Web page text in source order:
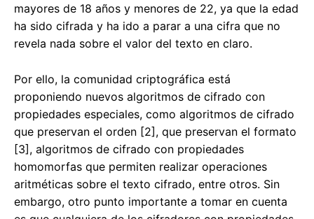
mayores de 18 años y menores de 22, ya que la edad
ha sido cifrada y ha ido a parar a una cifra que no
revela nada sobre el valor del texto en claro.
Por ello, la comunidad criptográfica está
proponiendo nuevos algoritmos de cifrado con
propiedades especiales, como algoritmos de cifrado
que preservan el orden [2], que preservan el formato
[3], algoritmos de cifrado con propiedades
homomorfas que permiten realizar operaciones
aritméticas sobre el texto cifrado, entre otros. Sin
embargo, otro punto importante a tomar en cuenta